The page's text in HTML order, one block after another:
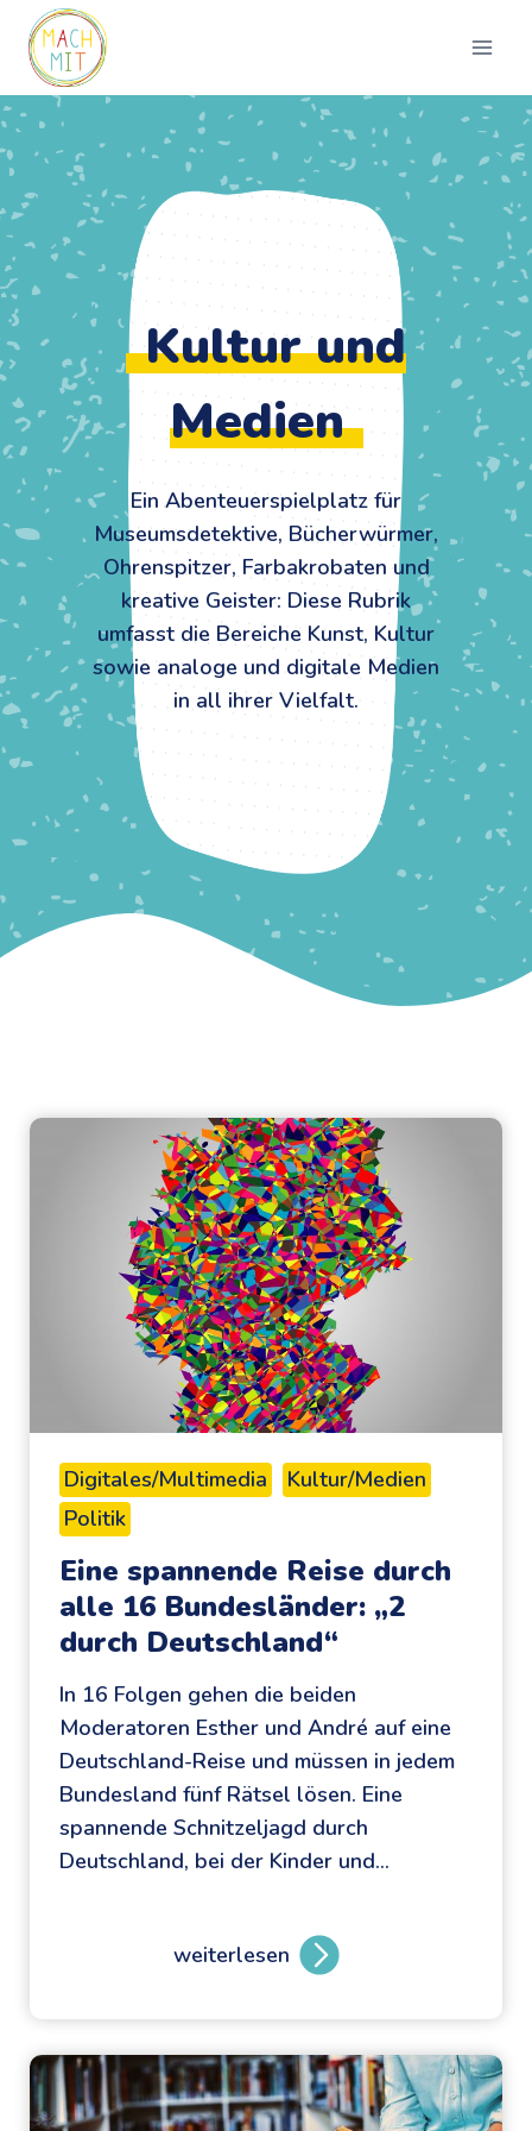
Zum
Inhalt
springen
Kultur und
Medien
Ein Abenteuerspielplatz für
Museumsdetektive, Bücherwürmer,
Ohrenspitzer, Farbakrobaten und
kreative Geister: Diese Rubrik
umfasst die Bereiche Kunst, Kultur
sowie analoge und digitale Medien
in all ihrer Vielfalt.
Digitales/Multimedia
Kultur/Medien
Politik
Eine spannende Reise durch
alle 16 Bundesländer: „2
durch Deutschland“
In 16 Folgen gehen die beiden
Moderatoren Esther und André auf eine
Deutschland-Reise und müssen in jedem
Bundesland fünf Rätsel lösen. Eine
spannende Schnitzeljagd durch
Deutschland, bei der Kinder und…
weiterlesen
E
e
s